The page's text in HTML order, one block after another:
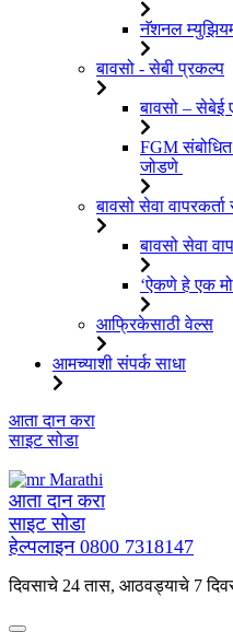
नॅशनल
बावसो - सेबी प्रकल्प
बावसो – सेबेई
FGM
जोडणे
बावसो सेवा
बावसो सेवा
‘ऐकणे हे एक
आफ्रिकेसाठी वेल्स
आमच्याशी संपर्क साधा
सामग्रीवर
जा
आता दान करा
साइट सोडा
Marathi
आता दान करा
साइट सोडा
हेल्पलाइन 0800 7318147
दिवसाचे 24 तास, आठवड्याचे 7